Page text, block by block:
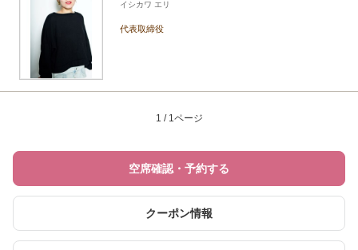
イシカワ エリ
代表取締役
1 / 1ページ
空席確認・予約する
クーポン情報